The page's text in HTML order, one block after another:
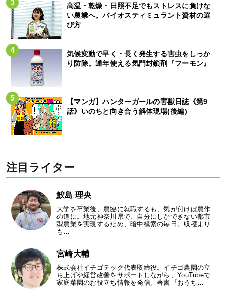
高温・乾燥・日照不足でもストレスに負けな
い農業へ。バイオスティミュラント資材の選
び方
気候変動で早く・長く発生する害虫をしっか
り防除。通年使える気門封鎖剤『フーモン』
【マンガ】ハンターガールの害獣日誌《第9
話》いのちと向き合う解体現場(後編)
注目ライター
鮫島 理央
大学を卒業後、農協に就職するも、気が付けば農作
の道に。地元神奈川県で、自分にしかできない都市
型農業を実現するため、暗中模索の毎日。収穫より
も…
宮崎大輔
株式会社イチゴテック代表取締役。イチゴ農園の立
ち上げや経営改善をサポートしながら、YouTubeで
家庭菜園のお役立ち情報を発信。著書『おうち…